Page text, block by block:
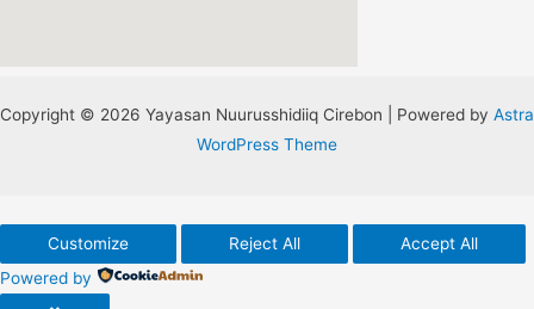
Copyright © 2026 Yayasan Nuurusshidiiq Cirebon | Powered by Astra
WordPress Theme
Customize Reject All
Accept All
Powered by